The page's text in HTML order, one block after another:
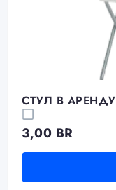
СТУЛ В АРЕНДУ
3,00 BR